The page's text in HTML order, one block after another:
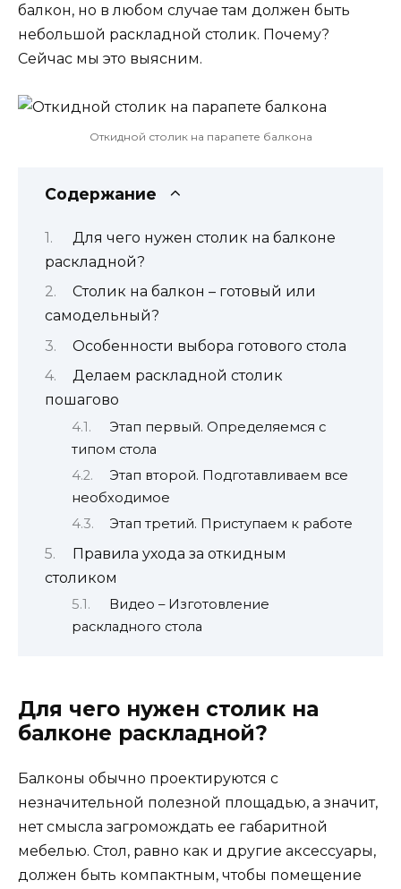
балкон, но в любом случае там должен быть
небольшой раскладной столик. Почему?
Сейчас мы это выясним.
Откидной столик на парапете балкона
Содержание
Для чего нужен столик на балконе
раскладной?
Столик на балкон – готовый или
самодельный?
Особенности выбора готового стола
Делаем раскладной столик
пошагово
Этап первый. Определяемся с
типом стола
Этап второй. Подготавливаем все
необходимое
Этап третий. Приступаем к работе
Правила ухода за откидным
столиком
Видео – Изготовление
раскладного стола
Для чего нужен столик на
балконе раскладной?
Балконы обычно проектируются с
незначительной полезной площадью, а значит,
нет смысла загромождать ее габаритной
мебелью. Стол, равно как и другие аксессуары,
должен быть компактным, чтобы помещение